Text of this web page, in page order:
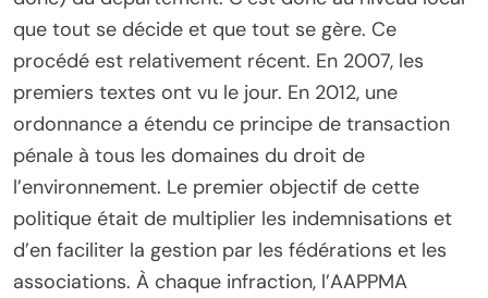
que tout se décide et que tout se gère. Ce
procédé est relativement récent. En 2007, les
premiers textes ont vu le jour. En 2012, une
ordonnance a étendu ce principe de transaction
pénale à tous les domaines du droit de
l’environnement. Le premier objectif de cette
politique était de multiplier les indemnisations et
d’en faciliter la gestion par les fédérations et les
associations. À chaque infraction, l’AAPPMA